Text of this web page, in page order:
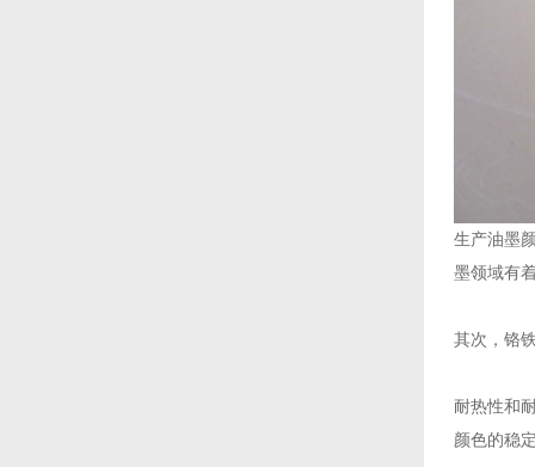
生产油墨
墨领域有
其次，‌铬
耐热性和
颜色的稳